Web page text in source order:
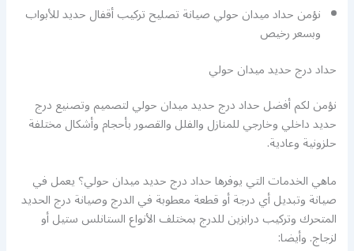
نؤمن حداد ميدان حولي صيانة تصليح تركيب أقفال حديد للأبواب
وبسعر رخيص
حداد درج حديد ميدان حولي
نؤمن لكم أفضل حداد درج حديد ميدان حولي لتصميم وتصنيع درج
حديد داخلي وخارجي للمنازل والفلل والقصور بأحجام وأشكال مختلفة
حلزونية وعادية.
ماهي الخدمات التي يوفرها حداد درج حديد ميدان حولي؟ يعمل في
صيانة وتبديل أي درجة أو قطعة معطوبة في الدرج وصيانة درج الحديد
المتحرك وتركيب درابزين للدرج بمختلف الأنواع الستانلس ستيل أو
لزجاج. وأيضا: